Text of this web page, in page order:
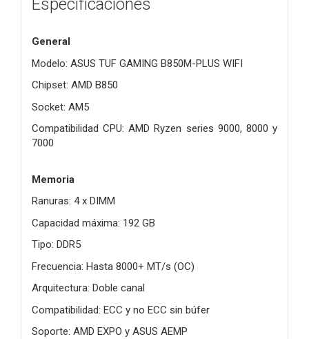
Especificaciones
General
Modelo: ASUS TUF GAMING B850M-PLUS WIFI
Chipset: AMD B850
Socket: AM5
Compatibilidad CPU: AMD Ryzen series 9000, 8000 y
7000
Memoria
Ranuras: 4 x DIMM
Capacidad máxima: 192 GB
Tipo: DDR5
Frecuencia: Hasta 8000+ MT/s (OC)
Arquitectura: Doble canal
Compatibilidad: ECC y no ECC sin búfer
Soporte: AMD EXPO y ASUS AEMP